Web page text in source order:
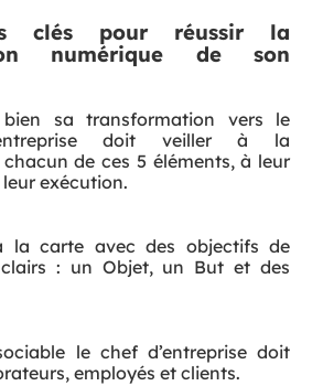
clés pour réussir la
numérique de son
sa transformation vers le
doit veiller à la
de ces 5 éléments, à leur
exécution.
la carte avec des objectifs de
: un Objet, un But et des
le chef d’entreprise doit
employés et clients.